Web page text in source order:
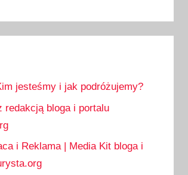
jesteśmy i jak podróżujemy?
redakcją bloga i portalu
i Reklama | Media Kit bloga i